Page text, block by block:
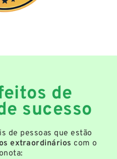
de
sucesso
de pessoas que estão
extraordinários com o